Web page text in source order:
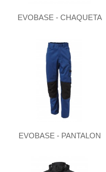
EVOBASE - CHAQUETA
EVOBASE - PANTALON